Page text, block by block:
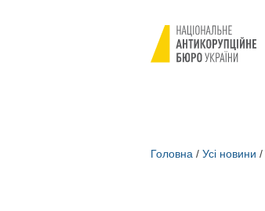
Головна / Усі новини /